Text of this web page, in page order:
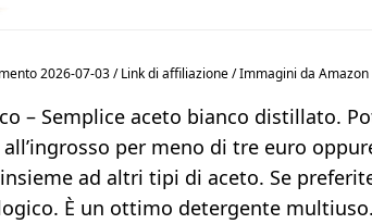
2026-07-03 / Link di affiliazione / Immagini da
– Semplice aceto bianco distillato.
all’ingrosso per meno di tre euro
ad altri tipi di aceto. Se
È un ottimo detergente